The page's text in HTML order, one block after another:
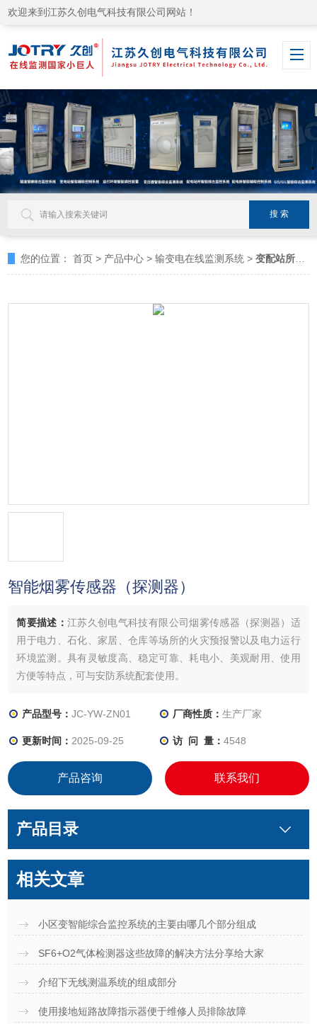
欢迎来到江苏久创电气科技有限公司网站！
您的位置： 首页 > 产品中心 >输变电在线监测系统 >变配站所智能综合监控系统
智能烟雾传感器（探测器）
简要描述： 江苏久创电气科技有限公司烟雾传感器（探测器）适
用于电力、石化、家居、仓库等场所的火灾预报警以及电力运行
环境监测。具有灵敏度高、稳定可靠、耗电小、美观耐用、使用
方便等特点，可与安防系统配套使用。
产品型号：JC-YW-ZN01 厂商性质： 生产厂家
更新时间： 2025-09-25 访 问 量： 4548
产品咨询 联系我们
产品目录
相关文章
小区变智能综合监控系统的主要由哪几个部分组成
SF6+O2气体检测器这些故障的解决方法分享给大家
介绍下无线测温系统的组成部分
使用接地短路故障指示器便于维修人员排除故障